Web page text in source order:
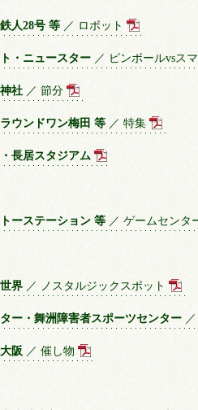
人28号 等 ／ ロボット
・ニュースター ／ ピンボールvsス
社 ／ 節分
ウンドワン梅田 等 ／ 特集
長居スタジアム
ーステーション 等 ／ ゲームセンタ
界 ／ ノスタルジックスポット
ー・舞洲障害者スポーツセンター
阪 ／ 催し物